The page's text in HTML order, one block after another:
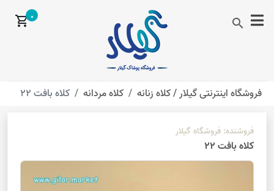
search
shopping_cart0
فروشگاه اینترنتی گیلار /کلاه زنانه کلاه مردانه کلاه بافت 22
فروشنده: فروشگاه گیلار
کلاه بافت 22